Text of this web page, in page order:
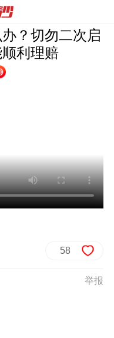
？切勿二次启
利理赔
58
举报